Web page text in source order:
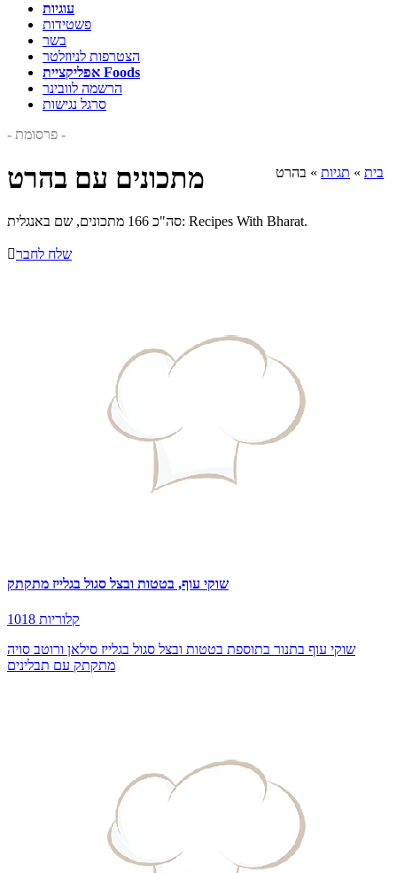
עוגיות
פשטידות
בשר
הצטרפות לניוזלטר
אפליקציית Foods
הרשמה לוובינר
סרגל נגישות
- פרסומת -
בית » תגיות » בהרט מתכונים עם בהרט
סה"כ 166 מתכונים, שם באנגלית: Recipes With Bharat.
שלח לחבר
שוקי עוף, בטטות ובצל סגול בגלייז מתקתק
1018 קלוריות
שוקי עוף בתנור בתוספת בטטות ובצל סגול בגלייז סילאן ורוטב סויה
מתקתק עם תבלינים